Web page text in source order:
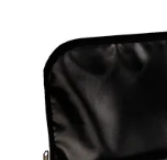
Гермомешки
Гермобокс
для масок и трубок
Наклейки на авто
Одежда